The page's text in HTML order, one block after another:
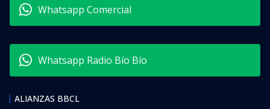
Whatsapp Comercial
Whatsapp Radio Bío Bío
ALIANZAS BBCL